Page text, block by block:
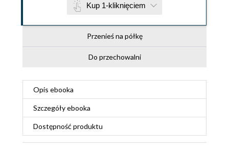
Kup 1-kliknięciem
Przenieś na półkę
Do przechowalni
Opis ebooka
Szczegółyebooka
Dostępność produktu